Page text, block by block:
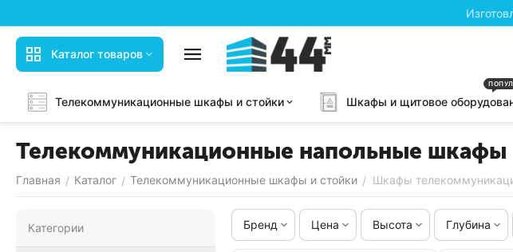
Каталог товаров
Телекоммуникационные шкафы и стойки Шкафы и щитовое
Телекоммуникационные напольные шкафы
Главная / Каталог / Телекоммуникационные шкафы и стойки / Шкафы
Бренд Цена Высота Глубина
Категории